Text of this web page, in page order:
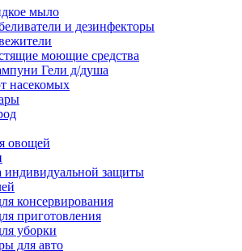
мыло
и дезинфекторы
моющие средства
Гели д/душа
насекомых
овощей
индивидуальной защиты
консервирования
приготовления
уборки
для авто